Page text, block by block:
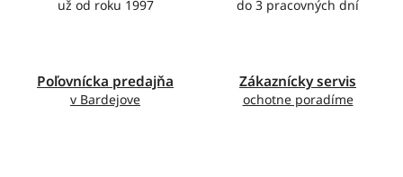
už od roku 1997 do 3 pracovných dní
Poľovnícka predajňa
v Bardejove
Zákaznícky servis
ochotne poradíme